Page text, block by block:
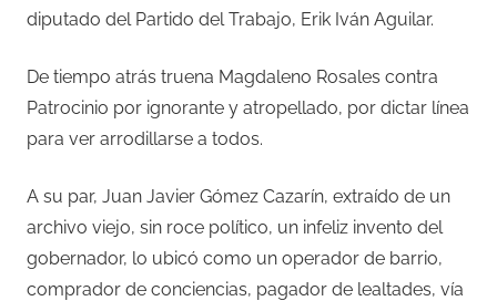
diputado del Partido del Trabajo, Erik Iván Aguilar.
De tiempo atrás truena Magdaleno Rosales contra
Patrocinio por ignorante y atropellado, por dictar línea
para ver arrodillarse a todos.
A su par, Juan Javier Gómez Cazarín, extraído de un
archivo viejo, sin roce político, un infeliz invento del
gobernador, lo ubicó como un operador de barrio,
comprador de conciencias, pagador de lealtades, vía